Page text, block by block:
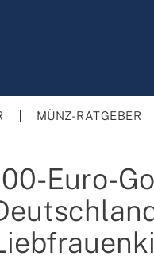
MÜNZ-RATGEBER
Euro-